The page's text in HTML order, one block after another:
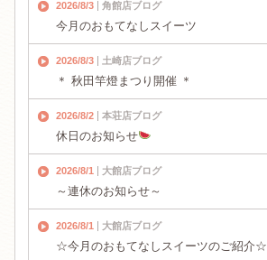
2026/8/3 角館店ブログ
今月のおもてなしスイーツ
2026/8/3 土崎店ブログ
＊ 秋田竿燈まつり開催 ＊
2026/8/2 本荘店ブログ
休日のお知らせ
2026/8/1 大館店ブログ
～連休のお知らせ～
2026/8/1 大館店ブログ
☆今月のおもてなしスイーツのご紹介☆